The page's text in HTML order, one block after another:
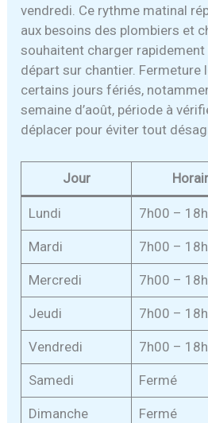
vendredi. Ce rythme matinal
aux besoins des plombiers et
souhaitent charger
départ sur chantier. Fermeture
certains jours fériés,
semaine d’août, période à
déplacer pour éviter tout
Jour
Lundi 7h00 –
Mardi 7h00 –
Mercredi 7h00 –
Jeudi 7h00 –
Vendredi 7h00 –
Samedi Fermé
Dimanche Fermé